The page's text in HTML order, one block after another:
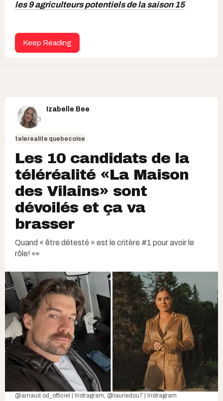
les 9 agriculteurs potentiels de la saison 15
Keep Reading
Izabelle Bee
telerealite quebecoise
Les 10 candidats de la
téléréalité «La Maison
des Vilains» sont
dévoilés et ça va
brasser
Quand « être détesté » est le critère #1 pour avoir le
rôle! 👀
@arnaud.od_officiel | Instragram, @lauriedou7 | Instragram